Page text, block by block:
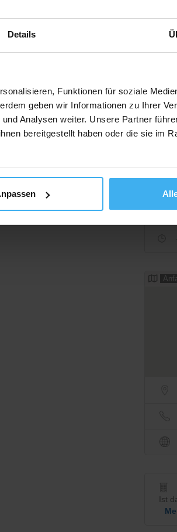
Details
Funktionen für soziale
geben wir Informationen zu Ihrer
Analysen weiter. Unsere Partner
bereitgestellt haben oder die sie im
Ist